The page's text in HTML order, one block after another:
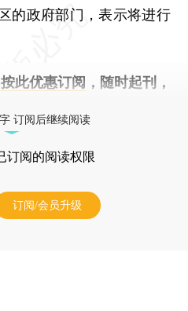
的政府部门，表示将进行
按此优惠订阅 ，随时起刊，
订阅后继续阅读
订阅的阅读权限
订阅/会员升级